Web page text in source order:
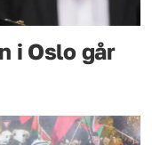
i Oslo går